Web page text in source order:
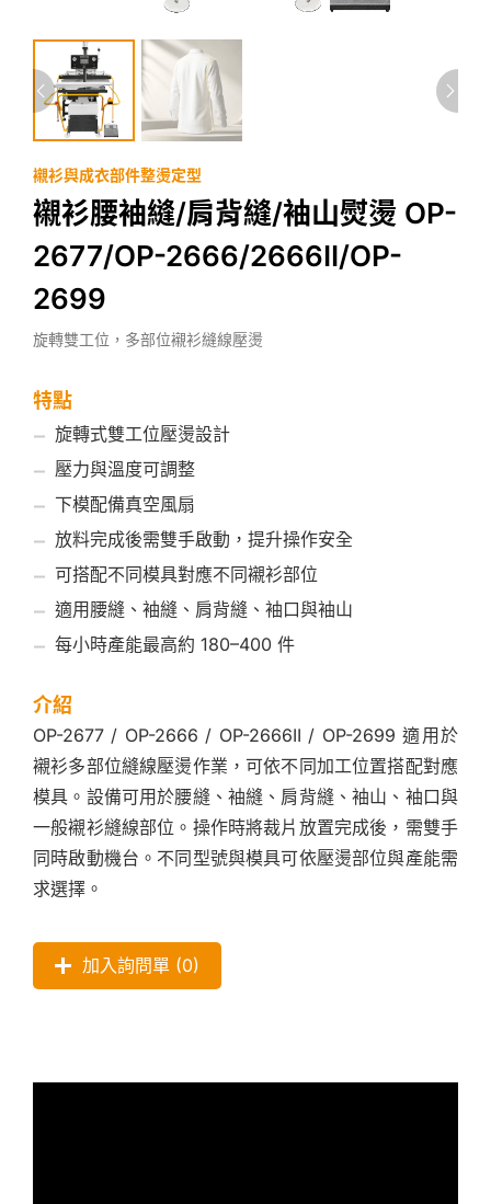
襯衫與成衣部件整燙定型
襯衫腰袖縫/肩背縫/袖山熨燙 OP-
2677/OP-2666/2666II/OP-
2699
旋轉雙工位，多部位襯衫縫線壓燙
特點
旋轉式雙工位壓燙設計
壓力與溫度可調整
下模配備真空風扇
放料完成後需雙手啟動，提升操作安全
可搭配不同模具對應不同襯衫部位
適用腰縫、袖縫、肩背縫、袖口與袖山
每小時產能最高約 180–400 件
介紹
OP-2677 / OP-2666 / OP-2666II / OP-2699 適用於
襯衫多部位縫線壓燙作業，可依不同加工位置搭配對應
模具。設備可用於腰縫、袖縫、肩背縫、袖山、袖口與
一般襯衫縫線部位。操作時將裁片放置完成後，需雙手
同時啟動機台。不同型號與模具可依壓燙部位與產能需
求選擇。
加入詢問單 (0)